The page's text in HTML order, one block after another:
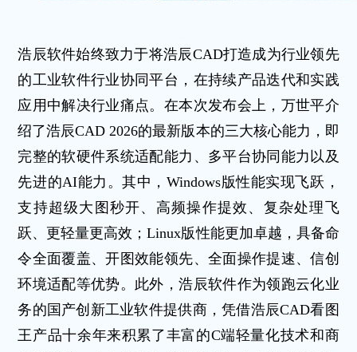
浩辰软件始终致力于将浩辰CAD打造成为行业领先
的工业软件行业协同平台，在持续产品迭代和实践
应用中解决行业痛点。在本次发布会上，万世平介
绍了浩辰CAD 2026的最新版本的三大核心能力，即
完整的软硬件系统适配能力、多平台协同能力以及
先进的AI能力。其中，Windows版性能实现飞跃，
支持超级大图秒开、高频操作提效、复杂处理飞
跃、更轻量更高效；Linux版性能更加卓越，具备命
令全面覆盖、开图效能领先、全面操作提速、信创
环境适配等优势。此外，浩辰软件作为领跑云化业
务的国产创新工业软件提供商，凭借浩辰CAD看图
王产品十余年来积累了丰富的C端轻量化技术和商